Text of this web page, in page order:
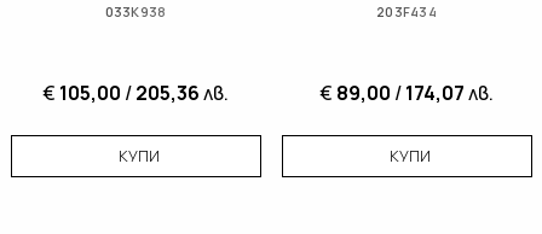
033K938
€ 105,00 /205,36лв.
КУПИ
203F434
€ 89,00 /174,07лв.
КУПИ